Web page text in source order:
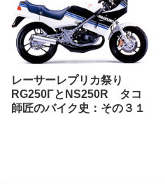
レーサーレプリカ祭り
RG250ΓとNS250R タコ
師匠のバイク史：その３１